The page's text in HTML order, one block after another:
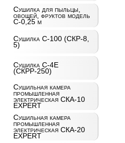
Сушилка для пыльцы,
овощей, фруктов модель
С-0,25 м
Сушилка С-100 (СКР-8,
5)
Сушилка С-4Е
(СКРР-250)
Сушильная камера
промышленная
электрическая СКА-10
EXPERT
Сушильная камера
промышленная
электрическая СКА-20
EXPERT